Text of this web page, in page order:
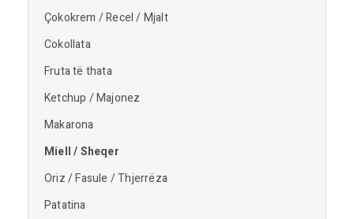
Çokokrem / Recel / Mjalt
Cokollata
Fruta të thata
Ketchup / Majonez
Makarona
Miell / Sheqer
Oriz / Fasule / Thjerrëza
Patatina